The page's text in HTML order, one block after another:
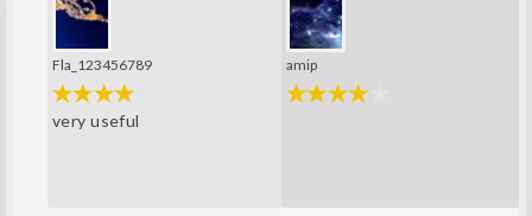
Fla_123456789
very useful
amip